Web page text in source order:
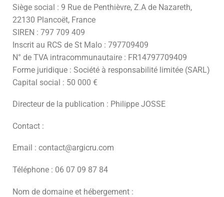
Siège social : 9 Rue de Penthièvre, Z.A de Nazareth,
22130 Plancoët, France
SIREN : 797 709 409
Inscrit au RCS de St Malo : 797709409
N° de TVA intracommunautaire : FR14797709409
Forme juridique : Société à responsabilité limitée (SARL)
Capital social : 50 000 €
Directeur de la publication : Philippe JOSSE
Contact :
Email : contact@argicru.com
Téléphone : 06 07 09 87 84
Nom de domaine et hébergement :